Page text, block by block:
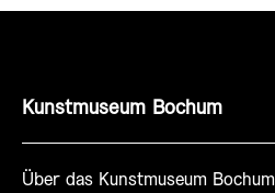
Kunstmuseum Bochum
Über das Kunstmuseum Bochum